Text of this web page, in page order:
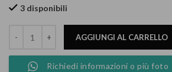
3 disponibili
AGGIUNGI AL CARRELLO
Richiedi informazioni o più foto